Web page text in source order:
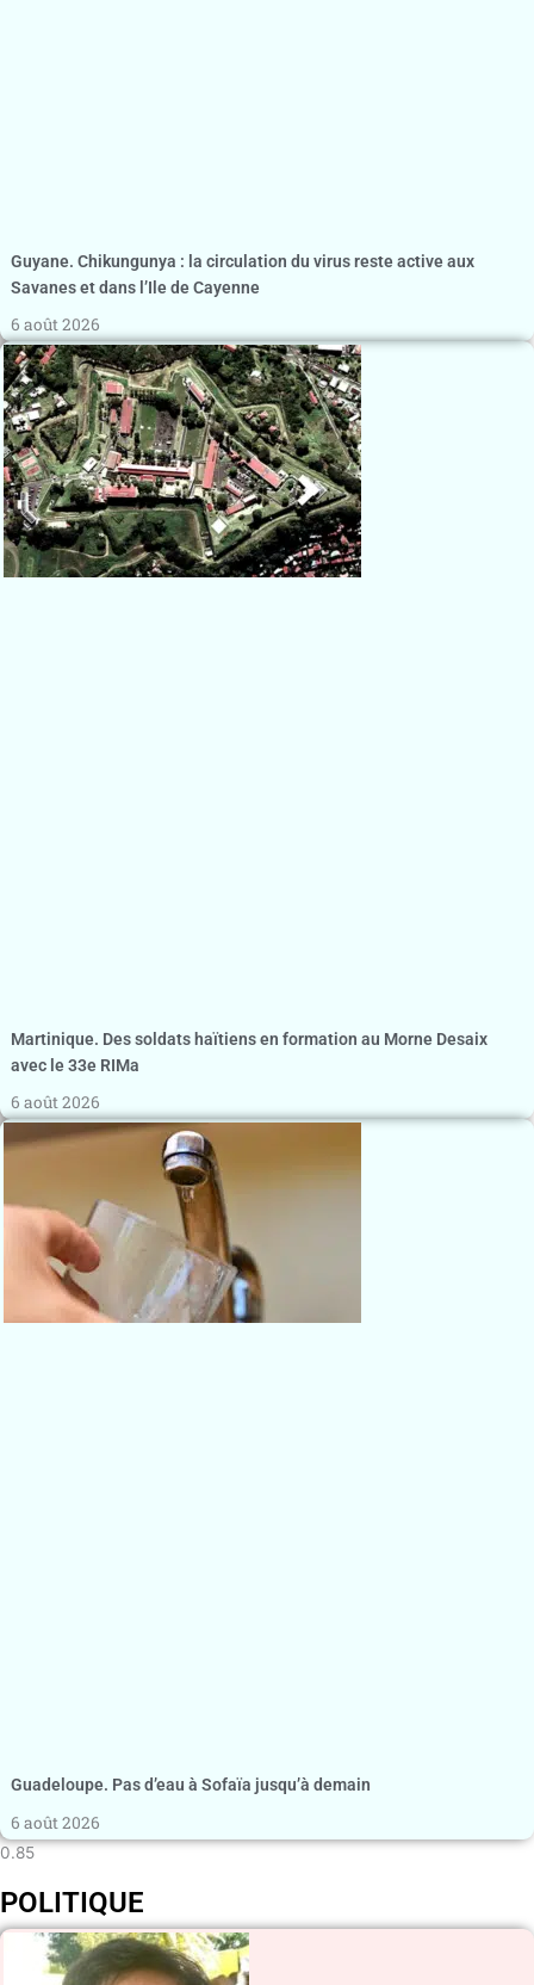
Guyane. Chikungunya : la circulation du virus reste active aux
Savanes et dans l’Ile de Cayenne
6 août 2026
Martinique. Des soldats haïtiens en formation au Morne Desaix
avec le 33e RIMa
6 août 2026
Guadeloupe. Pas d’eau à Sofaïa jusqu’à demain
6 août 2026
POLITIQUE